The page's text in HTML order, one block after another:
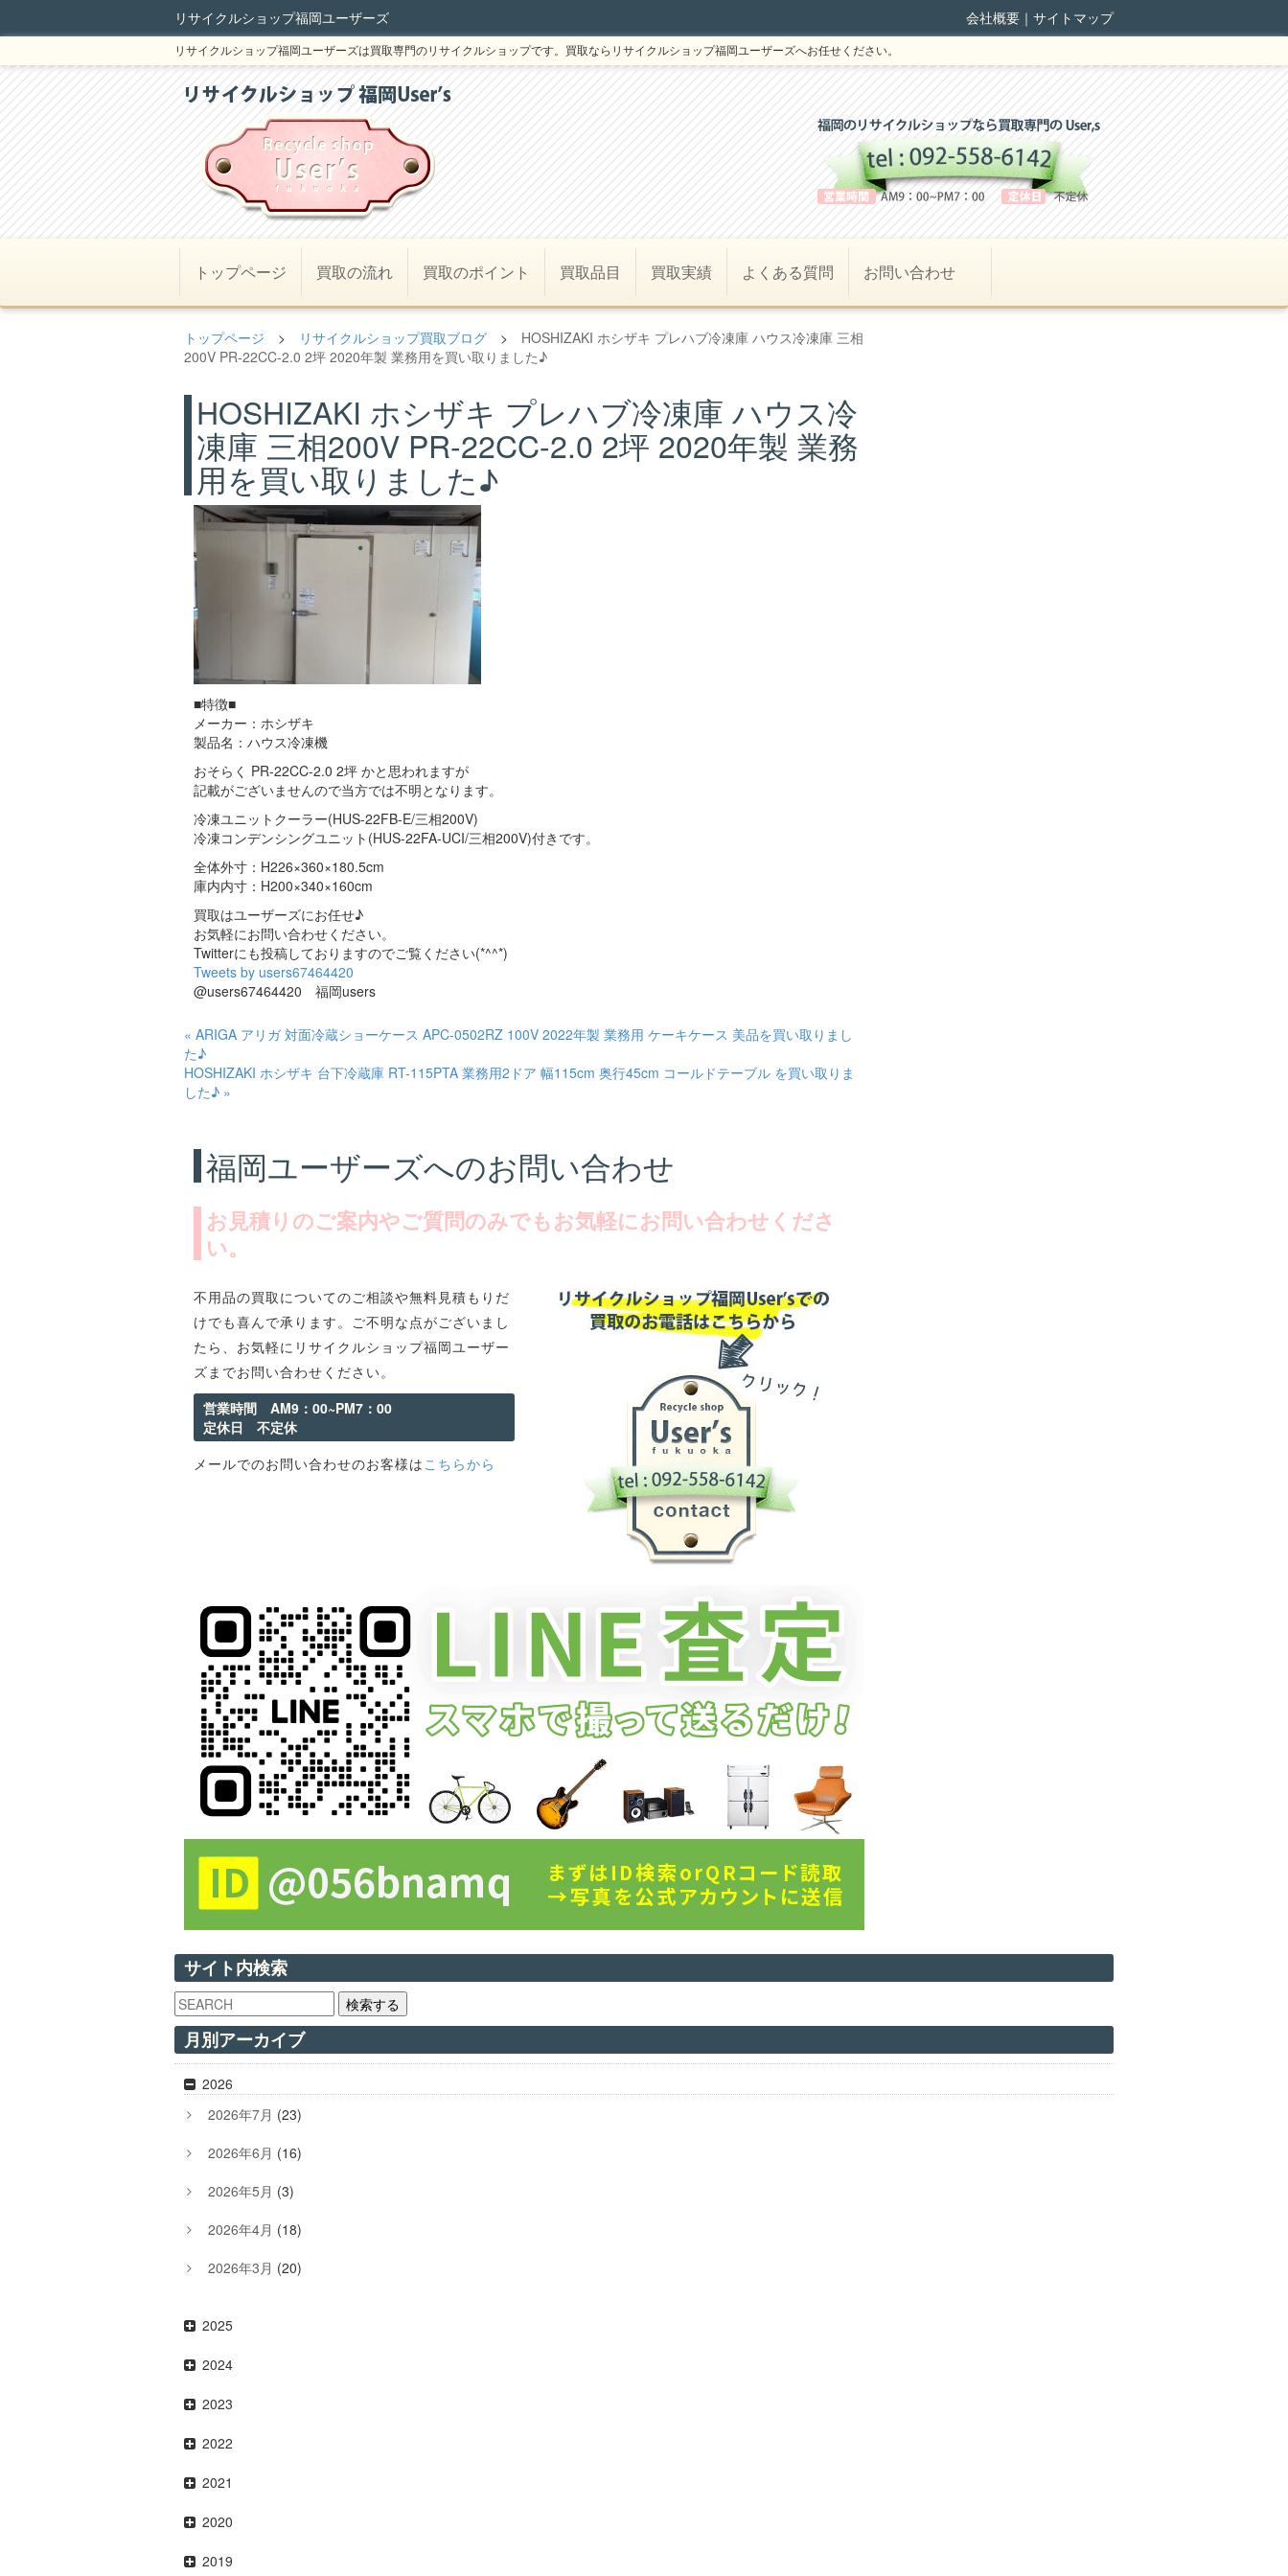
リサイクルショップ福岡ユーザーズ 会社概要｜ サイトマップ
リサイクルショップ福岡ユーザーズは買取専門のリサイクルショップです。買取ならリサイクルショップ福岡ユーザーズへお任せください。
トップページ 買取の流れ 買取のポイント 買取品目 買取実績 よくある質問 お問い合わせ
トップページ > リサイクルショップ買取ブログ > HOSHIZAKI ホシザキ プレハブ冷凍庫 ハウス冷凍庫 三相
200V PR-22CC-2.0 2坪 2020年製 業務用を買い取りました♪
HOSHIZAKI ホシザキ プレハブ冷凍庫 ハウス冷
凍庫 三相200V PR-22CC-2.0 2坪 2020年製 業務
用を買い取りました♪
■特徴■
メーカー：ホシザキ
製品名：ハウス冷凍機
おそらく PR-22CC-2.0 2坪 かと思われますが
記載がございませんので当方では不明となります。
冷凍ユニットクーラー(HUS-22FB-E/三相200V)
冷凍コンデンシングユニット(HUS-22FA-UCI/三相200V)付きです。
全体外寸：H226×360×180.5cm
庫内内寸：H200×340×160cm
買取はユーザーズにお任せ♪
お気軽にお問い合わせください。
Twitterにも投稿しておりますのでご覧ください(*^^*)
Tweets by users67464420
@users67464420 福岡users
« ARIGA アリガ 対面冷蔵ショーケース APC-0502RZ 100V 2022年製 業務用 ケーキケース 美品を買い取りまし
た♪
HOSHIZAKI ホシザキ 台下冷蔵庫 RT-115PTA 業務用2ドア 幅115cm 奥行45cm コールドテーブル を買い取りま
した♪ »
福岡ユーザーズへのお問い合わせ
お見積りのご案内やご質問のみでもお気軽にお問い合わせくださ
い。
不用品の買取についてのご相談や無料見積もりだ
けでも喜んで承ります。ご不明な点がございまし
たら、お気軽にリサイクルショップ福岡ユーザー
ズまでお問い合わせください。
営業時間 AM9：00~PM7：00
定休日 不定休
メールでのお問い合わせのお客様はこちらから
サイト内検索
検索する
月別アーカイブ
2026
2026年7月 (23)
2026年6月 (16)
2026年5月 (3)
2026年4月 (18)
2026年3月 (20)
2025
2024
2023
2022
2021
2020
2019